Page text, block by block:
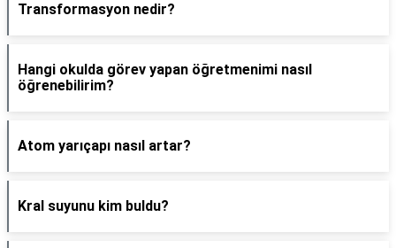
Transformasyon nedir?
Hangi okulda görev yapan öğretmenimi nasıl
öğrenebilirim?
Atom yarıçapı nasıl artar?
Kral suyunu kim buldu?